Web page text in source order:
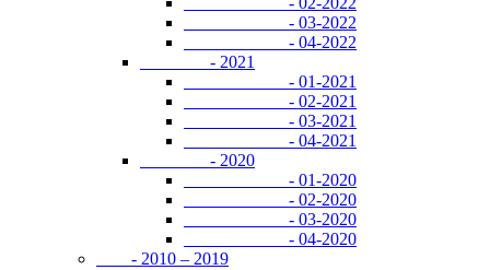
- 03-2022
- 04-2022
- 2021
- 01-2021
- 02-2021
- 03-2021
- 04-2021
- 2020
- 01-2020
- 02-2020
- 03-2020
- 04-2020
- 2010 – 2019